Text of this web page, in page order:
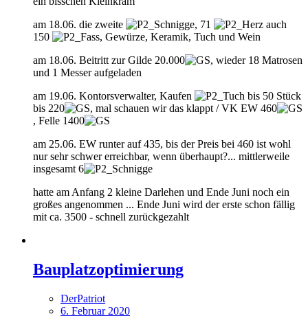
am 18.06. die zweite
, 71
auch
150
, Gewürze, Keramik, Tuch und Wein
am 18.06. Beitritt zur Gilde 20.000
, wieder 18 Matrosen
und 1 Messer aufgeladen
am 19.06. Kontorsverwalter, Kaufen
bis 50 Stück
bis 220
, mal schauen wir das klappt / VK EW 460
, Felle 1400
am 25.06. EW runter auf 435, bis der Preis bei 460 ist wohl
nur sehr schwer erreichbar, wenn überhaupt?... mittlerweile
insgesamt 6
hatte am Anfang 2 kleine Darlehen und Ende Juni noch ein
großes angenommen ... Ende Juni wird der erste schon fällig
mit ca. 3500 - schnell zurückgezahlt
Bauplatzoptimierung
DerPatriot
6. Februar 2020